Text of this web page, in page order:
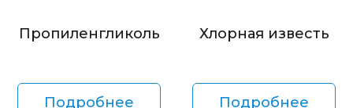
Пропиленгликоль
Подробнее
Хлорная известь
Подробнее